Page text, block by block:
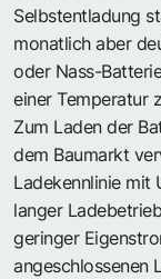
Selbstentladung
monatlich aber
oder Nass-
einer Temperatur
Zum Laden der
dem Baumarkt
Ladekennlinie mit
langer
geringer
angeschlossenen